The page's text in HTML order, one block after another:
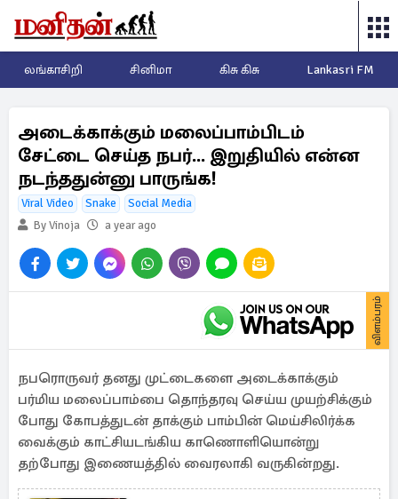
லங்காசிறி சினிமா கிசு கிசு Lankasri FM
அடைக்காக்கும் மலைப்பாம்பிடம்
சேட்டை செய்த நபர்... இறுதியில் என்ன
நடந்ததுன்னு பாருங்க!
Viral Video Snake
Social Media
By Vinoja
a year ago
விளம்பரம்
நபரொருவர் தனது முட்டைகளை அடைக்காக்கும்
பர்மிய மலைப்பாம்பை தொந்தரவு செய்ய முயற்சிக்கும்
போது கோபத்துடன் தாக்கும் பாம்பின் மெய்சிலிர்க்க
வைக்கும் காட்சியடங்கிய காணொளியொன்று
தற்போது இணையத்தில் வைரலாகி வருகின்றது.